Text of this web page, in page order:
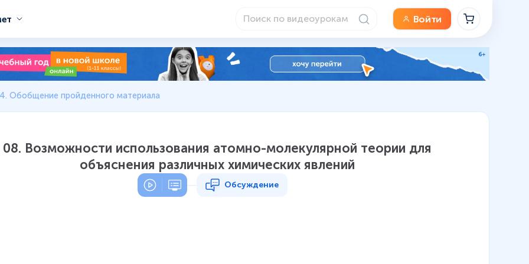
Войти
Обобщение пройденного материала
08. Возможности использования атомно-молекулярной теории для
объяснения различных химических явлений
Обсуждение